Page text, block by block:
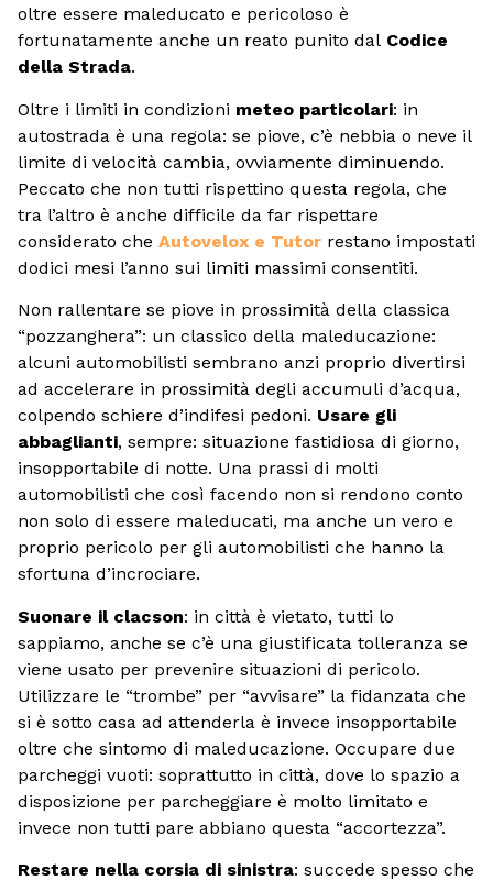
oltre essere maleducato e pericoloso è
fortunatamente anche un reato punito dal Codice
della Strada.
Oltre i limiti in condizioni meteo particolari: in
autostrada è una regola: se piove, c’è nebbia o neve il
limite di velocità cambia, ovviamente diminuendo.
Peccato che non tutti rispettino questa regola, che
tra l’altro è anche difficile da far rispettare
considerato che Autovelox e Tutor restano impostati
dodici mesi l’anno sui limiti massimi consentiti.
Non rallentare se piove in prossimità della classica
“pozzanghera”: un classico della maleducazione:
alcuni automobilisti sembrano anzi proprio divertirsi
ad accelerare in prossimità degli accumuli d’acqua,
colpendo schiere d’indifesi pedoni. Usare gli
abbaglianti, sempre: situazione fastidiosa di giorno,
insopportabile di notte. Una prassi di molti
automobilisti che così facendo non si rendono conto
non solo di essere maleducati, ma anche un vero e
proprio pericolo per gli automobilisti che hanno la
sfortuna d’incrociare.
Suonare il clacson: in città è vietato, tutti lo
sappiamo, anche se c’è una giustificata tolleranza se
viene usato per prevenire situazioni di pericolo.
Utilizzare le “trombe” per “avvisare” la fidanzata che
si è sotto casa ad attenderla è invece insopportabile
oltre che sintomo di maleducazione. Occupare due
parcheggi vuoti: soprattutto in città, dove lo spazio a
disposizione per parcheggiare è molto limitato e
invece non tutti pare abbiano questa “accortezza”.
Restare nella corsia di sinistra: succede spesso che